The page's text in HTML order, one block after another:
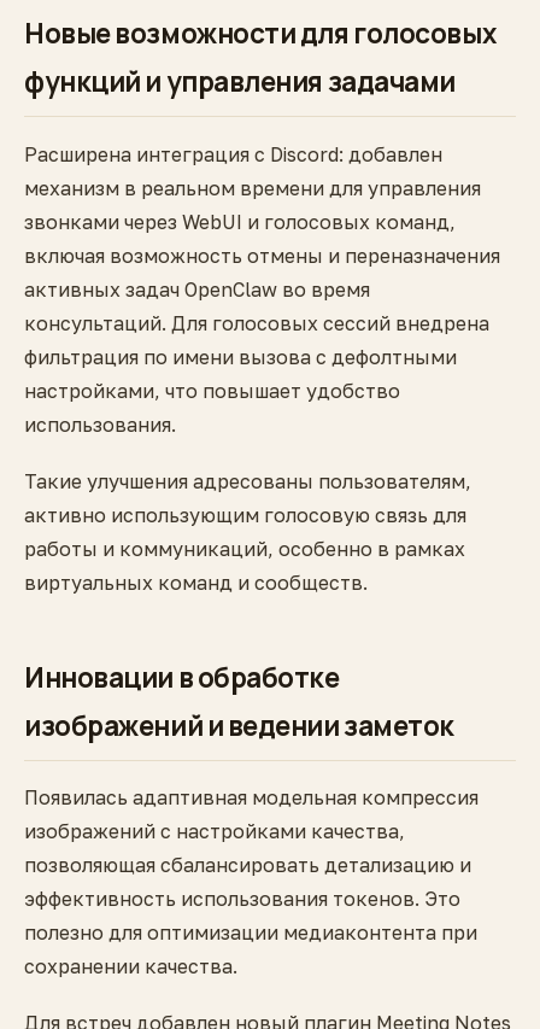
Новые возможности для голосовых
функций и управления задачами
Расширена интеграция с Discord: добавлен
механизм в реальном времени для управления
звонками через WebUI и голосовых команд,
включая возможность отмены и переназначения
активных задач OpenClaw во время
консультаций. Для голосовых сессий внедрена
фильтрация по имени вызова с дефолтными
настройками, что повышает удобство
использования.
Такие улучшения адресованы пользователям,
активно использующим голосовую связь для
работы и коммуникаций, особенно в рамках
виртуальных команд и сообществ.
Инновации в обработке
изображений и ведении заметок
Появилась адаптивная модельная компрессия
изображений с настройками качества,
позволяющая сбалансировать детализацию и
эффективность использования токенов. Это
полезно для оптимизации медиаконтента при
сохранении качества.
Для встреч добавлен новый плагин Meeting Notes